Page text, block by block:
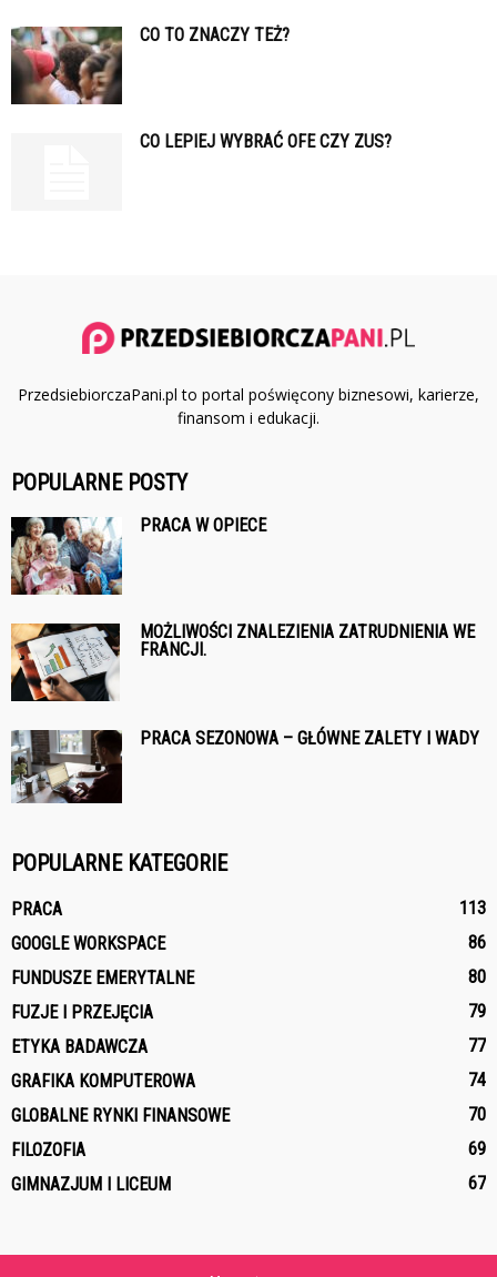
CO TO ZNACZY TEŻ?
CO LEPIEJ WYBRAĆ OFE CZY ZUS?
PrzedsiebiorczaPani.pl to portal poświęcony biznesowi, karierze,
finansom i edukacji.
POPULARNE POSTY
PRACA W OPIECE
MOŻLIWOŚCI ZNALEZIENIA ZATRUDNIENIA WE
FRANCJI.
PRACA SEZONOWA – GŁÓWNE ZALETY I WADY
POPULARNE KATEGORIE
PRACA
113
GOOGLE WORKSPACE
86
FUNDUSZE EMERYTALNE
80
FUZJE I PRZEJĘCIA
79
ETYKA BADAWCZA
77
GRAFIKA KOMPUTEROWA
74
GLOBALNE RYNKI FINANSOWE
70
FILOZOFIA
69
GIMNAZJUM I LICEUM
67